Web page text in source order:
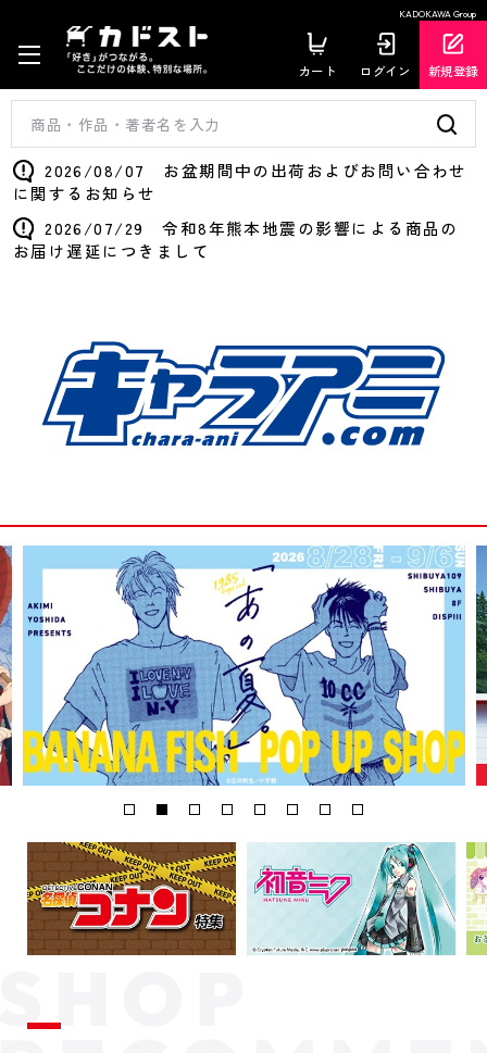
KADOKAWA Group
カート ログイン 新規登録
2026/08/07 お盆期間中の出荷およびお問い合わせ
に関するお知らせ
2026/07/29 令和8年熊本地震の影響による商品の
お届け遅延につきまして